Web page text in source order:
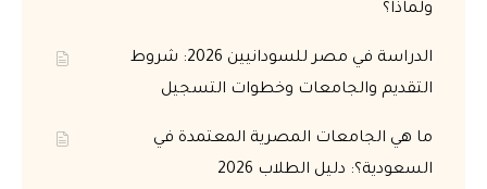
ولماذا؟
الدراسة في مصر للسودانيين 2026: شروط
التقديم والجامعات وخطوات التسجيل
ما هي الجامعات المصرية المعتمدة في
السعودية؟: دليل الطلاب 2026